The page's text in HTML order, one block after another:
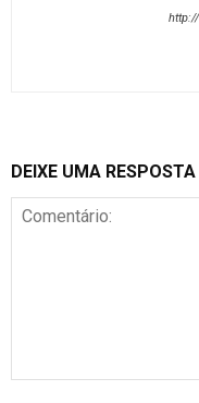
DEIXE UMA RESPOSTA